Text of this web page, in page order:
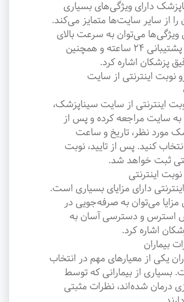
دارای ویژگی‌های بسیاری
از سایر سایت‌ها متمایز می‌کند.
ویژگی‌ها می‌توان به سرعت بالای
رزرو نوبت، پشتیبانی 24 ساعته و همچنین
پزشکان اشاره کرد.
نوبت اینترنتی از سایت
اینترنتی از سایت سیناپزشک،
سایت مراجعه کرده و پس از
مورد نظر، تاریخ و ساعت
کنید. پس از تایید، نوبت
ثبت خواهد شد.
نوبت اینترنتی
دارای مزایای بسیاری است.
مزایا می‌توان به صرفه‌جویی در
استرس و دسترسی آسان به
اشاره کرد.
بیماران
یکی از معیارهای مهم در انتخاب
از بیمارانی که توسط
درمان شده‌اند، نظرات مثبتی